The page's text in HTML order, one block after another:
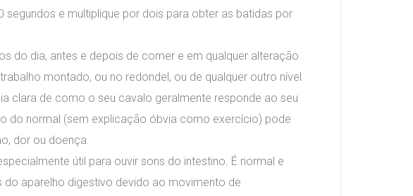
segundos e multiplique por dois para obter as batidas por
do dia, antes e depois de comer e em qualquer alteração
montado, ou no redondel, ou de qualquer outro nível
clara de como o seu cavalo geralmente responde ao seu
do normal (sem explicação óbvia como exercício) pode
dor ou doença.
útil para ouvir sons do intestino. É normal e
do aparelho digestivo devido ao movimento de